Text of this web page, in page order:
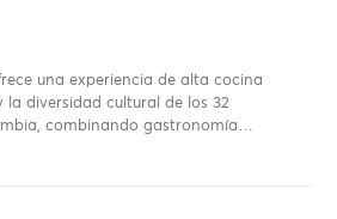
una experiencia de alta cocina
la diversidad cultural de los 32
combinando gastronomía…